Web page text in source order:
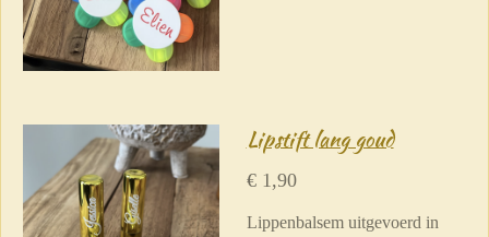
Lipstift lang goud
€ 1,90
Lippenbalsem uitgevoerd in